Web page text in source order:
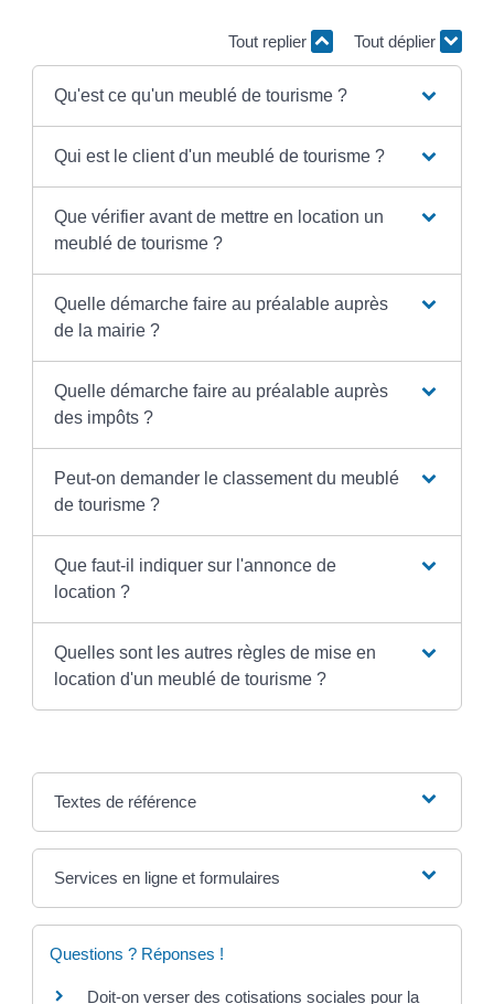
Tout replier Tout déplier
Qu'est ce qu'un meublé de tourisme ?
Qui est le client d'un meublé de tourisme ?
Que vérifier avant de mettre en location un
meublé de tourisme ?
Quelle démarche faire au préalable auprès
de la mairie ?
Quelle démarche faire au préalable auprès
des impôts ?
Peut-on demander le classement du meublé
de tourisme ?
Que faut-il indiquer sur l'annonce de
location ?
Quelles sont les autres règles de mise en
location d'un meublé de tourisme ?
Textes de référence
Services en ligne et formulaires
Questions ? Réponses !
Doit-on verser des cotisations sociales pour la